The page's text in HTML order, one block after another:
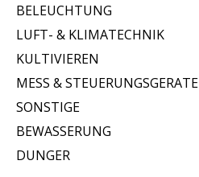
BELEUCHTUNG
LUFT- & KLIMATECHNIK
KULTIVIEREN
MESS & STEUERUNGSGERATE
SONSTIGE
BEWASSERUNG
DUNGER